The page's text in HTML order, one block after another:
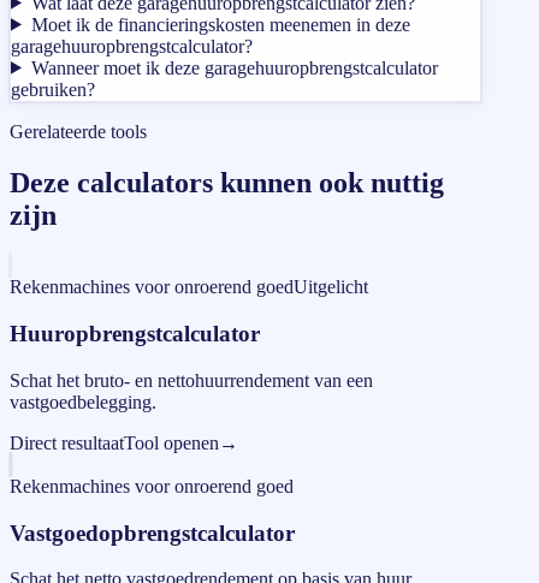
Moet ik de financieringskosten meenemen in deze
garagehuuropbrengstcalculator?
Wanneer moet ik deze garagehuuropbrengstcalculator
gebruiken?
Gerelateerde tools
Deze calculators kunnen ook nuttig
zijn
Rekenmachines voor onroerend goedUitgelicht
Huuropbrengstcalculator
Schat het bruto- en nettohuurrendement van een
vastgoedbelegging.
Direct resultaatTool openen →
Rekenmachines voor onroerend goed
Vastgoedopbrengstcalculator